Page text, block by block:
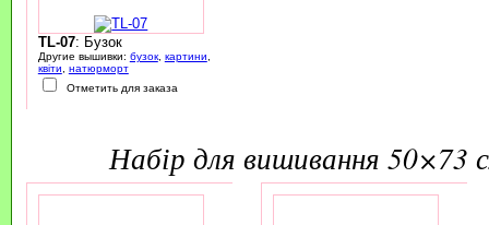
TL-07: Бузок
Другие вышивки: бузок, картини
квіти
натюрморт
Отметить для заказа
набір для вишивання